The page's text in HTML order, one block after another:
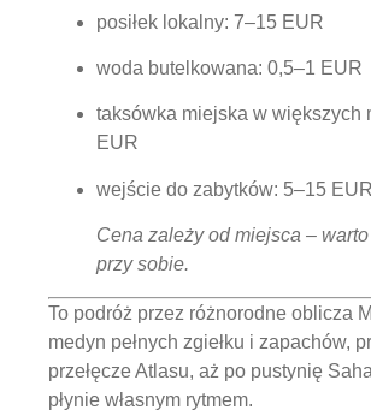
posiłek lokalny: 7–15 EUR
woda butelkowana: 0,5–1 EUR
taksówka miejska w większych
EUR
wejście do zabytków: 5–15 EUR
Cena zależy od miejsca –
przy sobie.
To podróż przez różnorodne oblicza
medyn pełnych zgiełku i zapachów,
przełęcze Atlasu, aż po pustynię
płynie własnym rytmem.